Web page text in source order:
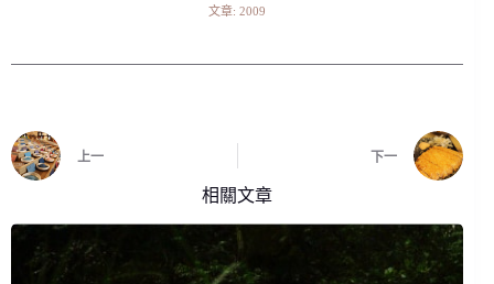
文章: 2009
上一 下一
相關文章